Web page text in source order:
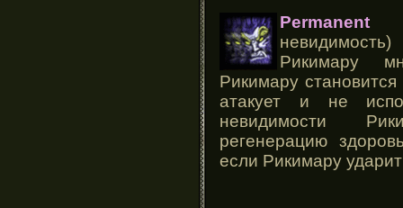
Рикимару
Рикимару
атакует и не
невидимости
регенерацию
если Рикимару